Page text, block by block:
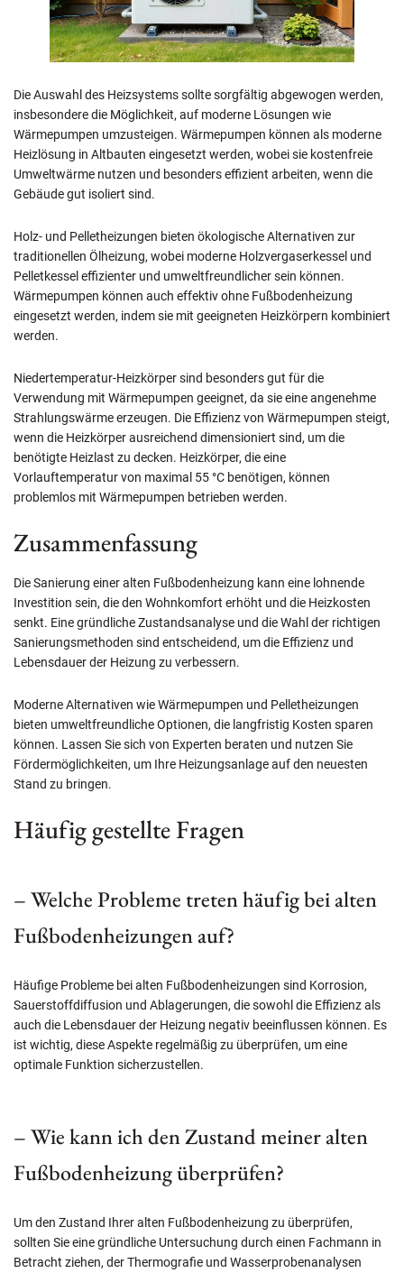
Die Auswahl des Heizsystems sollte sorgfältig abgewogen werden,
insbesondere die Möglichkeit, auf moderne Lösungen wie
Wärmepumpen umzusteigen. Wärmepumpen können als moderne
Heizlösung in Altbauten eingesetzt werden, wobei sie kostenfreie
Umweltwärme nutzen und besonders effizient arbeiten, wenn die
Gebäude gut isoliert sind.
Holz- und Pelletheizungen bieten ökologische Alternativen zur
traditionellen Ölheizung, wobei moderne Holzvergaserkessel und
Pelletkessel effizienter und umweltfreundlicher sein können.
Wärmepumpen können auch effektiv ohne Fußbodenheizung
eingesetzt werden, indem sie mit geeigneten Heizkörpern kombiniert
werden.
Niedertemperatur-Heizkörper sind besonders gut für die
Verwendung mit Wärmepumpen geeignet, da sie eine angenehme
Strahlungswärme erzeugen. Die Effizienz von Wärmepumpen steigt,
wenn die Heizkörper ausreichend dimensioniert sind, um die
benötigte Heizlast zu decken. Heizkörper, die eine
Vorlauftemperatur von maximal 55 °C benötigen, können
problemlos mit Wärmepumpen betrieben werden.
Zusammenfassung
Die Sanierung einer alten Fußbodenheizung kann eine lohnende
Investition sein, die den Wohnkomfort erhöht und die Heizkosten
senkt. Eine gründliche Zustandsanalyse und die Wahl der richtigen
Sanierungsmethoden sind entscheidend, um die Effizienz und
Lebensdauer der Heizung zu verbessern.
Moderne Alternativen wie Wärmepumpen und Pelletheizungen
bieten umweltfreundliche Optionen, die langfristig Kosten sparen
können. Lassen Sie sich von Experten beraten und nutzen Sie
Fördermöglichkeiten, um Ihre Heizungsanlage auf den neuesten
Stand zu bringen.
Häufig gestellte Fragen
– Welche Probleme treten häufig bei alten
Fußbodenheizungen auf?
Häufige Probleme bei alten Fußbodenheizungen sind Korrosion,
Sauerstoffdiffusion und Ablagerungen, die sowohl die Effizienz als
auch die Lebensdauer der Heizung negativ beeinflussen können. Es
ist wichtig, diese Aspekte regelmäßig zu überprüfen, um eine
optimale Funktion sicherzustellen.
– Wie kann ich den Zustand meiner alten
Fußbodenheizung überprüfen?
Um den Zustand Ihrer alten Fußbodenheizung zu überprüfen,
sollten Sie eine gründliche Untersuchung durch einen Fachmann in
Betracht ziehen, der Thermografie und Wasserprobenanalysen